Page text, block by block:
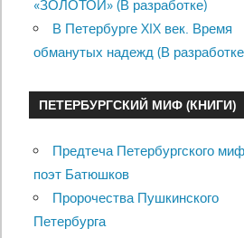
«ЗОЛОТОЙ» (В разработке)
В Петербурге XIX век. Время
обманутых надежд (В
ПЕТЕРБУРГСКИЙ МИФ (КНИГИ)
Предтеча Петербургского
поэт Батюшков
Пророчества Пушкинского
Петербурга